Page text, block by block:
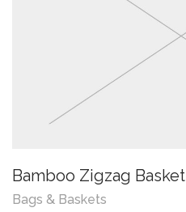
Bamboo Zigzag Basket
Bags & Baskets